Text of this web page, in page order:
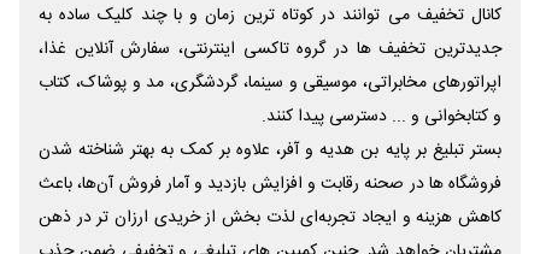
کانال تخفیف می توانند در کوتاه ترین زمان و با چند کلیک ساده به
جدیدترین تخفیف ها در گروه تاکسی اینترنتی، سفارش آنلاین غذا،
اپراتورهای مخابراتی، موسیقی و سینما، گردشگری، مد و پوشاک، کتاب
و کتابخوانی و ... دسترسی پیدا کنند.
بستر تبلیغ بر پایه بن هدیه و آفر، علاوه بر کمک به بهتر شناخته شدن
فروشگاه ها در صحنه رقابت و افزایش بازدید و آمار فروش آن‌ها، باعث
کاهش هزینه و ایجاد تجربه‌ای لذت بخش از خریدی ارزان تر در ذهن